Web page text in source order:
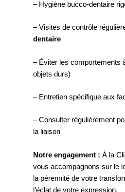
– Hygiène bucco-dentaire
– Visites de contrôle
dentaire
– Éviter les comportements
objets durs)
– Entretien spécifique aux
– Consulter régulièrement
la liaison
Notre engagement : À la
vous accompagnons sur le
la pérennité de votre
l’éclat de votre expression.